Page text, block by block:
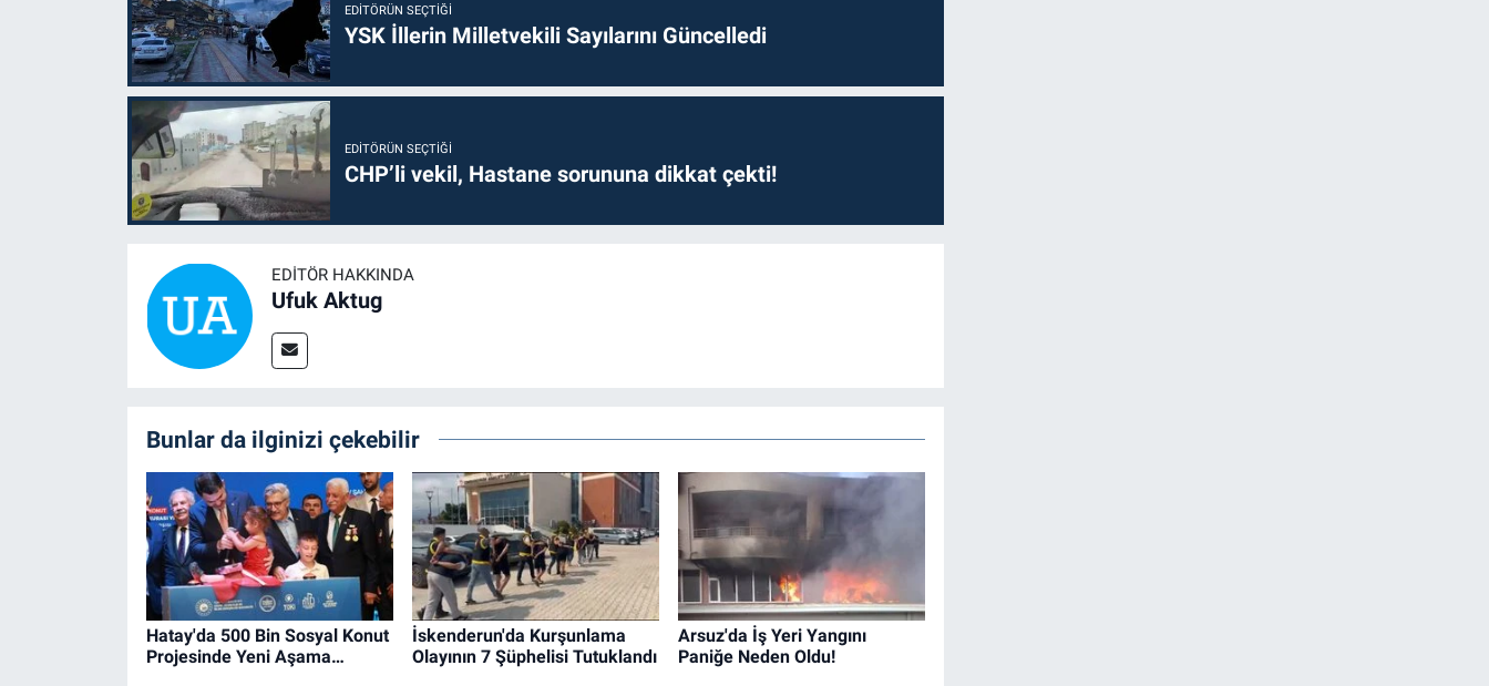
EDITÖRÜN SEÇTIĞI
YSK İllerin Milletvekili Sayılarını Güncelledi
EDITÖRÜN SEÇTIĞI
CHP’li vekil, Hastane sorununa dikkat çekti!
EDITÖR HAKKINDA
Ufuk Aktug
Bunlar da ilginizi çekebilir
Hatay'da 500 Bin Sosyal Konut
Projesinde Yeni Aşama…
İskenderun'da Kurşunlama
Olayının 7 Şüphelisi Tutuklandı
Arsuz'da İş Yeri Yangını
Paniğe Neden Oldu!